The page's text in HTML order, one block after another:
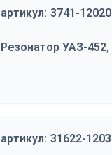
артикул: 3741-
Резонатор УАЗ-
артикул: 31622-